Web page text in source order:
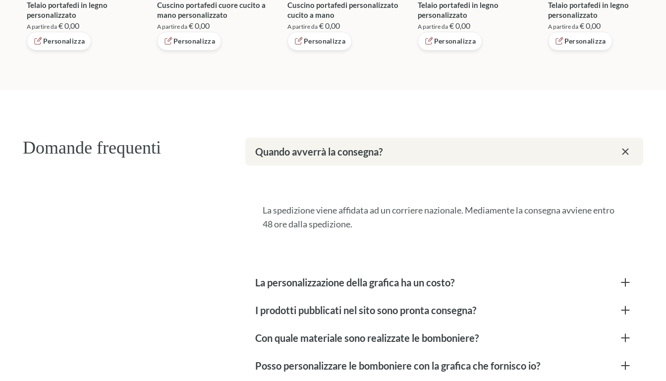
Telaio portafedi in legno
personalizzato
A partire da € 0,00
Personalizza
Cuscino portafedi cuore cucito a
mano personalizzato
A partire da€ 0,00
Personalizza
Cuscino portafedi personalizzato
cucito a mano
A partire da€ 0,00
Personalizza
Telaio portafedi in legno
personalizzato
A partire da€ 0,00
Personalizza
Telaio portafedi in legno
personalizzato
A partire da€ 0,00
Personalizza
Domande frequenti Quando avverrà la consegna?
La spedizione viene affidata ad un corriere nazionale. Mediamente la consegna avviene entro
48 ore dalla spedizione.
La personalizzazione della grafica ha un costo?
I prodotti pubblicati nel sito sono pronta consegna?
Con quale materiale sono realizzate le bomboniere?
Posso personalizzare le bomboniere con la grafica che fornisco io?